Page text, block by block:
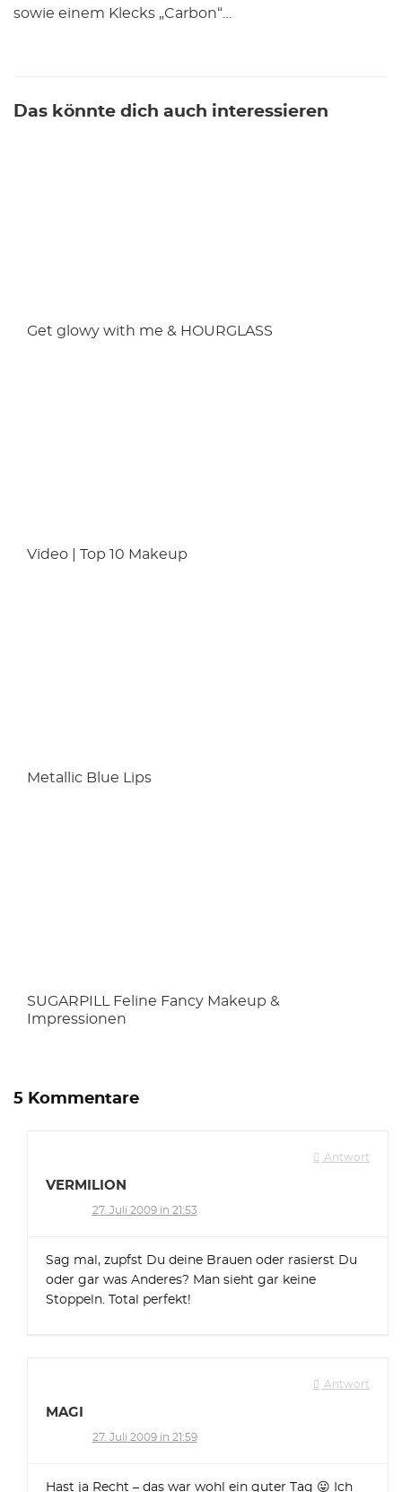
sowie einem Klecks „Carbon“…
Das könnte dich auch interessieren
Get glowy with me & HOURGLASS
Video | Top 10 Makeup
Metallic Blue Lips
SUGARPILL Feline Fancy Makeup &
Impressionen
5 Kommentare
Antwort
VERMILION
27. Juli 2009 in 21:53
Sag mal, zupfst Du deine Brauen oder rasierst Du
oder gar was Anderes? Man sieht gar keine
Stoppeln. Total perfekt!
Antwort
MAGI
27. Juli 2009 in 21:59
Hast ja Recht – das war wohl ein guter Tag 😛 Ich